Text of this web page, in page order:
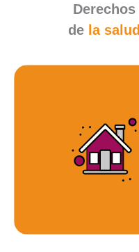
Derechos
de la salud